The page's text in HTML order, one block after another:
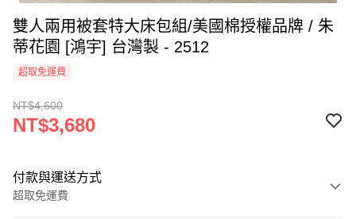
雙人兩用被套特大床包組/美國棉授權品牌 / 朱
蒂花園 [鴻宇] 台灣製 - 2512
超取免運費
NT$4,600
NT$3,680
付款與運送方式
超取免運費